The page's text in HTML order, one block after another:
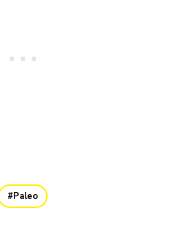
Paleo